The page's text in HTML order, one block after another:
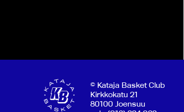
© Kataja Basket Club
Kirkkokatu 21
80100 Joensuu